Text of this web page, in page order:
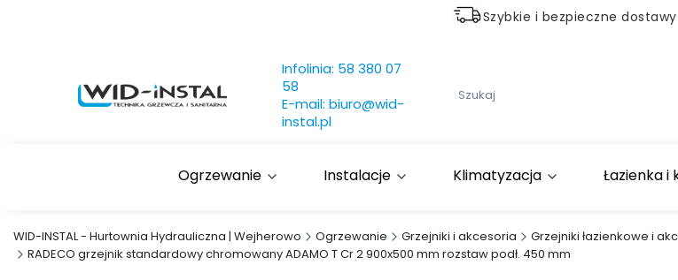
Szybkie i bezpieczne
Infolinia: 58 380 07
58
E-mail: biuro@wid-
instal.pl
Ogrzewanie Instalacje Klimatyzacja Łazienka i
WID-INSTAL - Hurtownia Hydrauliczna | Wejherowo Ogrzewanie Grzejniki i akcesoria Grzejniki łazienkowe i
RADECO grzejnik standardowy chromowany ADAMO T Cr 2 900x500 mm rozstaw podł. 450 mm